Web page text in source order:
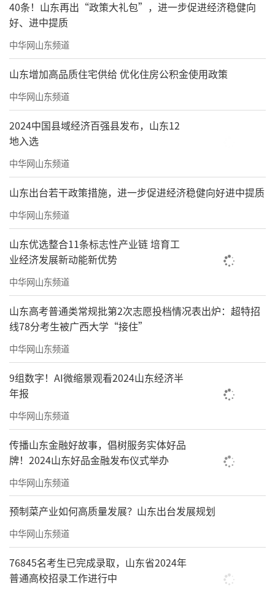
40条！山东再出“政策大礼包”，进一步促进经济稳健向
好、进中提质
中华网山东频道
山东增加高品质住宅供给 优化住房公积金使用政策
中华网山东频道
2024中国县域经济百强县发布，山东12
地入选
中华网山东频道
山东出台若干政策措施，进一步促进经济稳健向好进中提质
中华网山东频道
山东优选整合11条标志性产业链 培育工
业经济发展新动能新优势
中华网山东频道
山东高考普通类常规批第2次志愿投档情况表出炉：超特招
线78分考生被广西大学“接住”
中华网山东频道
9组数字！AI微缩景观看2024山东经济半
年报
中华网山东频道
传播山东金融好故事，倡树服务实体好品
牌！2024山东好品金融发布仪式举办
中华网山东频道
预制菜产业如何高质量发展？山东出台发展规划
中华网山东频道
76845名考生已完成录取，山东省2024年
普通高校招录工作进行中